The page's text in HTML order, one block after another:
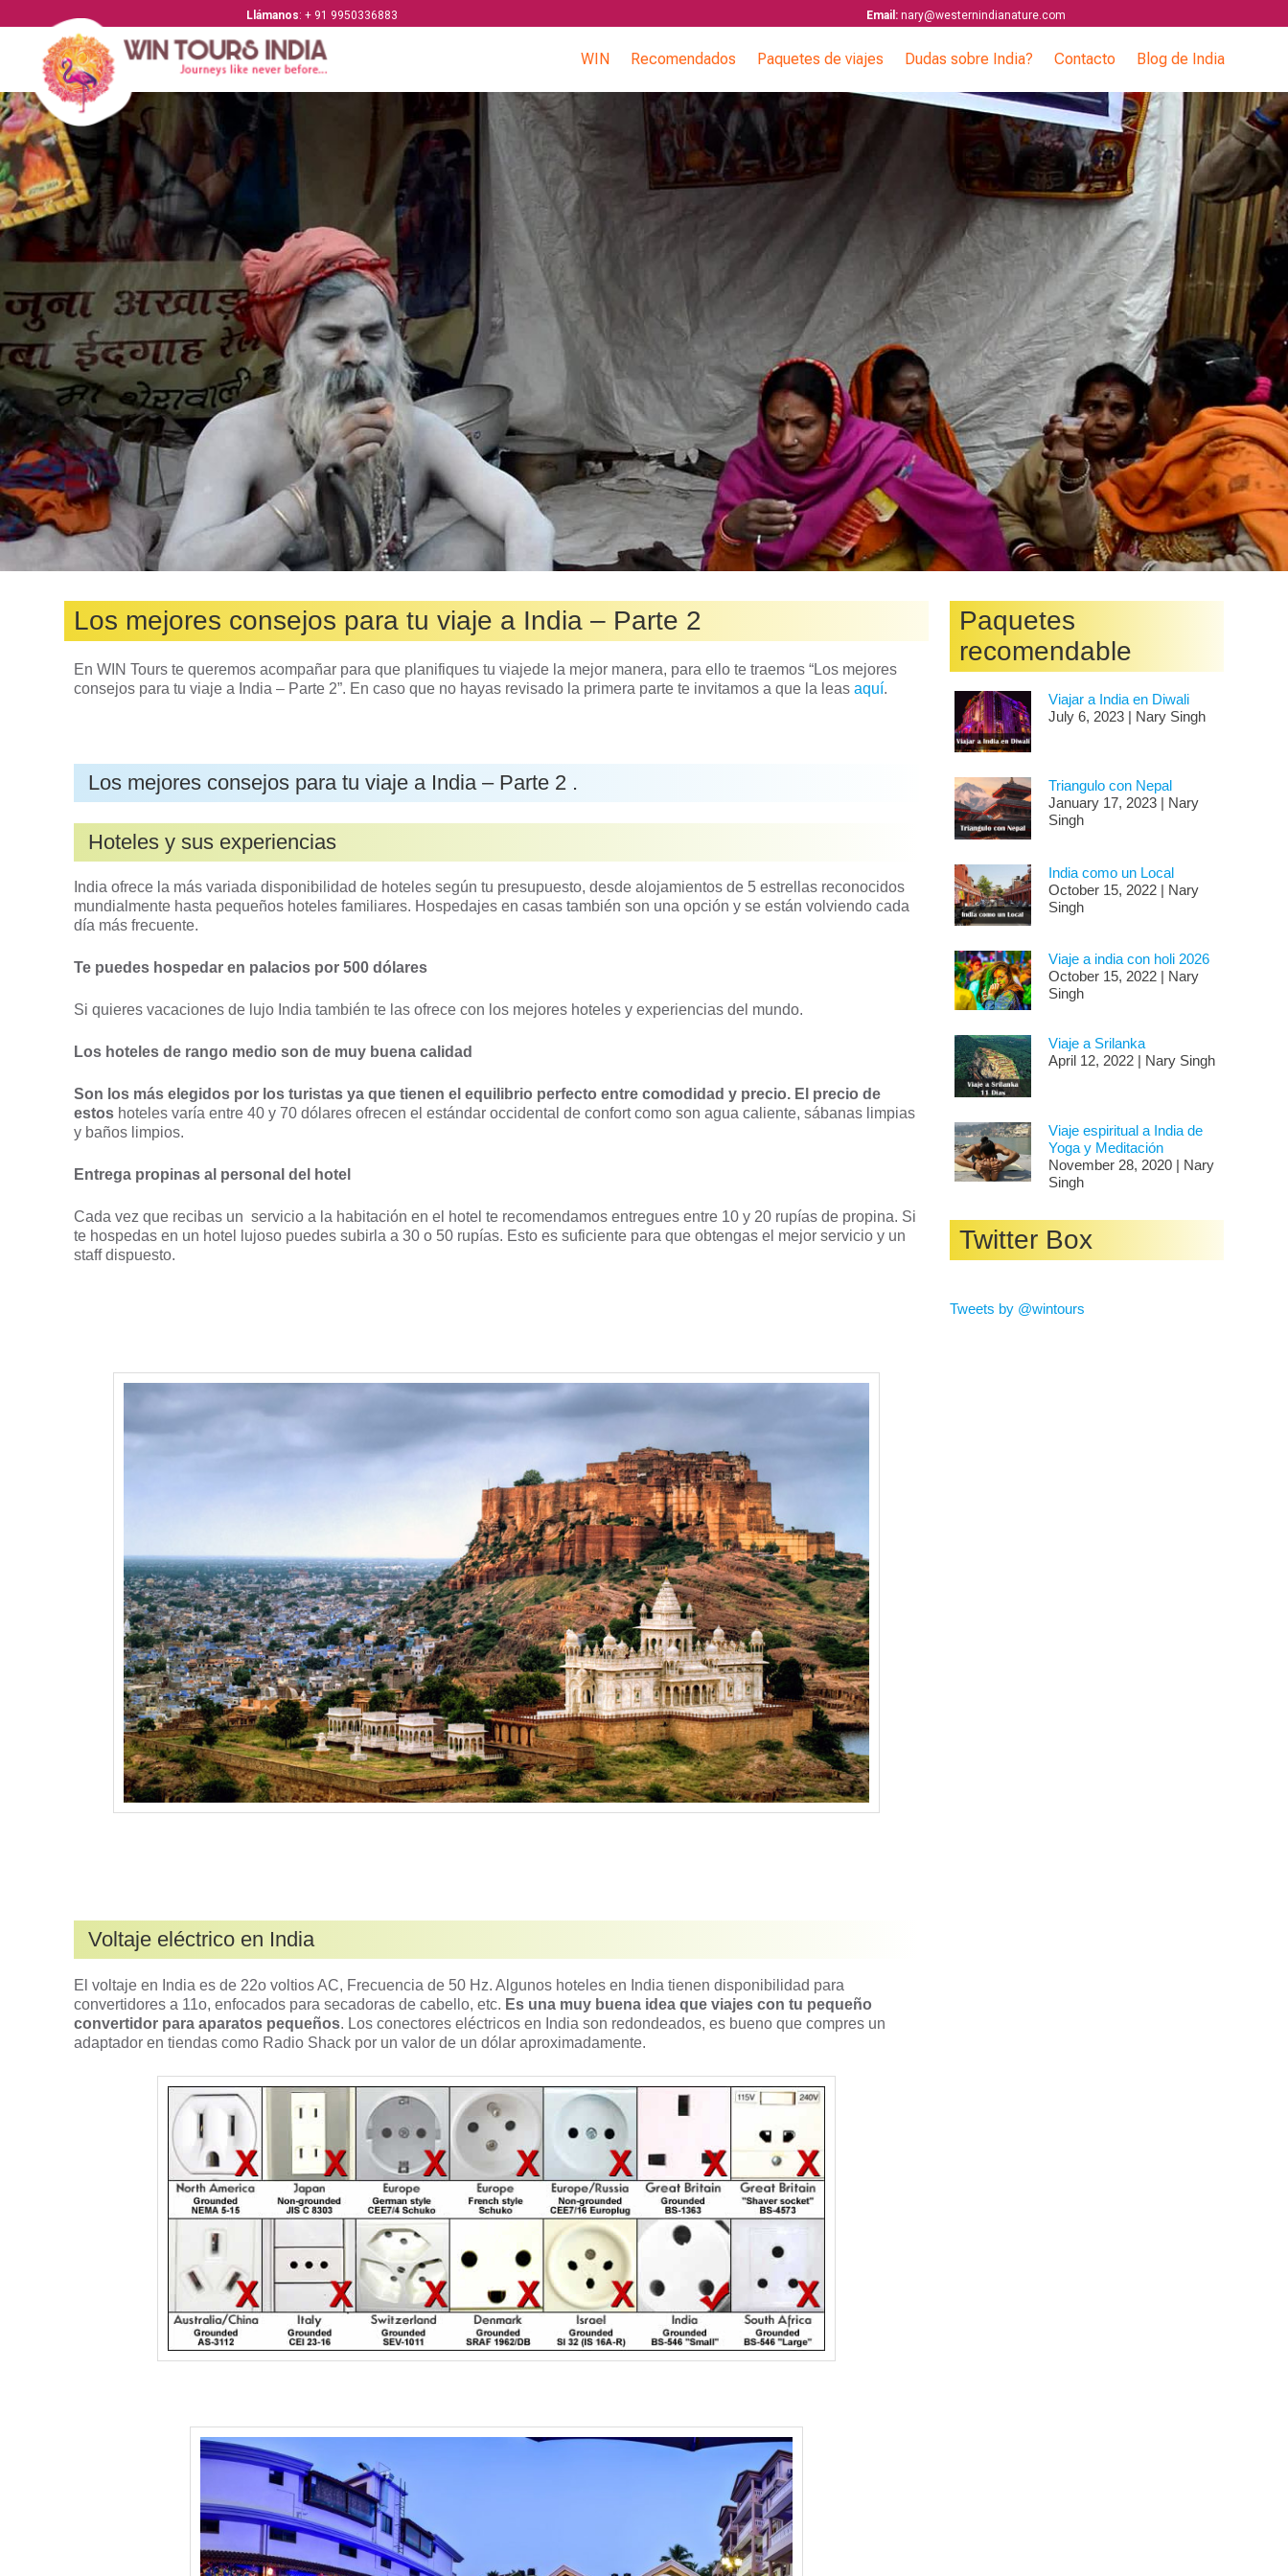
Llámanos: + 91 9950336883 Email: nary@westernindianature.com
WIN Recomendados Paquetes de viajes Dudas sobre India? Contacto Blog de India
Los mejores consejos para tu viaje a India – Parte 2
En WIN Tours te queremos acompañar para que planifiques tu viajede la mejor manera, para ello te traemos “Los mejores
consejos para tu viaje a India – Parte 2”. En caso que no hayas revisado la primera parte te invitamos a que la leasaquí.
Los mejores consejos para tu viaje a India – Parte 2 .
Hoteles y sus experiencias
India ofrece la más variada disponibilidad de hoteles según tu presupuesto, desde alojamientos de 5 estrellas reconocidos
mundialmente hasta pequeños hoteles familiares. Hospedajes en casas también son una opción y se están volviendo cada
día más frecuente.
Te puedes hospedar en palacios por 500 dólares
Si quieres vacaciones de lujo India también te las ofrece con los mejores hoteles y experiencias del mundo.
Los hoteles de rango medio son de muy buena calidad
Son los más elegidos por los turistas ya que tienen el equilibrio perfecto entre comodidad y precio. El precio de
estos hoteles varía entre 40 y 70 dólares ofrecen el estándar occidental de confort como son agua caliente, sábanas limpias
y baños limpios.
Entrega propinas al personal del hotel
Cada vez que recibas un servicio a la habitación en el hotel te recomendamos entregues entre 10 y 20 rupías de propina. Si
te hospedas en un hotel lujoso puedes subirla a 30 o 50 rupías. Esto es suficiente para que obtengas el mejor servicio y un
staff dispuesto.
Voltaje eléctrico en India
El voltaje en India es de 22o voltios AC, Frecuencia de 50 Hz. Algunos hoteles en India tienen disponibilidad para
convertidores a 11o, enfocados para secadoras de cabello, etc. Es una muy buena idea que viajes con tu pequeño
convertidor para aparatos pequeños. Los conectores eléctricos en India son redondeados, es bueno que compres un
adaptador en tiendas como Radio Shack por un valor de un dólar aproximadamente.
Paquetes
recomendable
Viajar a India en Diwali
July 6, 2023 | Nary Singh
Triangulo con Nepal
January 17, 2023 | Nary
Singh
India como un Local
October 15, 2022 | Nary
Singh
Viaje a india con holi 2026
October 15, 2022 | Nary
Singh
Viaje a Srilanka
April 12, 2022 | Nary Singh
Viaje espiritual a India de
Yoga y Meditación
November 28, 2020 | Nary
Singh
Twitter Box
Tweets by @wintours